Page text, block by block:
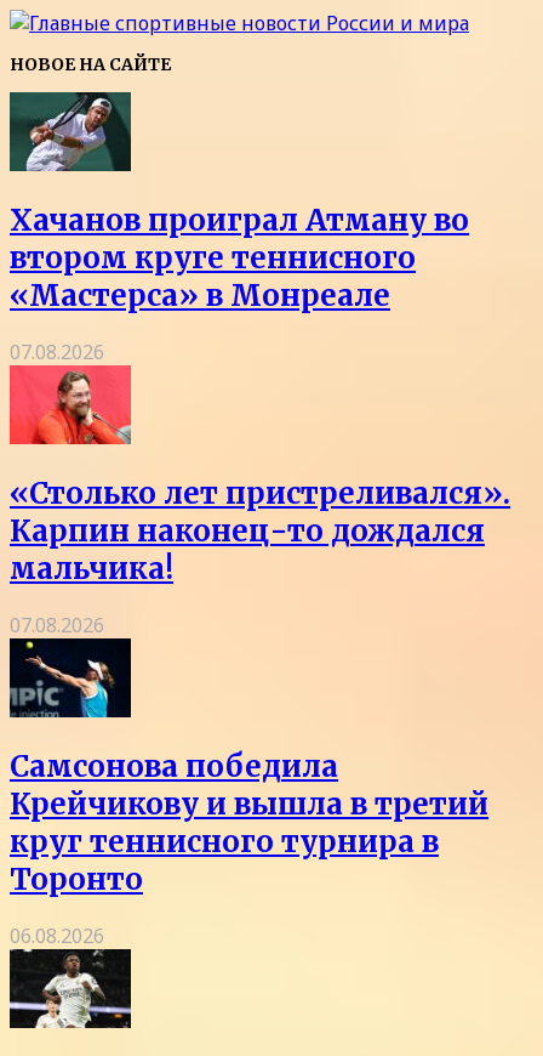
НОВОЕ НА САЙТЕ
Хачанов проиграл Атману во
втором круге теннисного
«Мастерса» в Монреале
07.08.2026
«Столько лет пристреливался».
Карпин наконец-то дождался
мальчика!
07.08.2026
Самсонова победила
Крейчикову и вышла в третий
круг теннисного турнира в
Торонто
06.08.2026